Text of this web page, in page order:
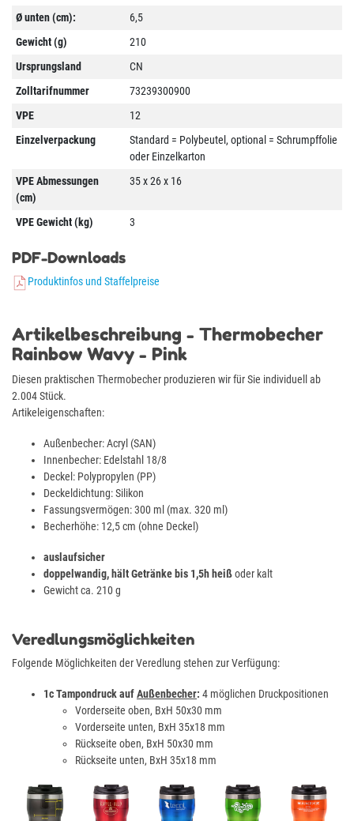
Ø unten (cm):
6,5
Gewicht (g)
210
Ursprungsland
CN
Zolltarifnummer
73239300900
VPE
12
Einzelverpackung
Standard = Polybeutel, optional = Schrumpffolie
oder Einzelkarton
VPE Abmessungen
(cm)
35 x 26 x 16
VPE Gewicht (kg) 3
PDF-Downloads
Produktinfos und Staffelpreise
Artikelbeschreibung - Thermobecher
Rainbow Wavy - Pink
Diesen praktischen Thermobecher produzieren wir für Sie individuell ab
2.004 Stück.
Artikeleigenschaften:
Außenbecher: Acryl (SAN)
Innenbecher: Edelstahl 18/8
Deckel: Polypropylen (PP)
Deckeldichtung: Silikon
Fassungsvermögen: 300 ml (max. 320 ml)
Becherhöhe: 12,5 cm (ohne Deckel)
auslaufsicher
doppelwandig, hält Getränke bis 1,5h heißoder kalt
Gewicht ca. 210 g
Veredlungsmöglichkeiten
Folgende Möglichkeiten der Veredlung stehen zur Verfügung:
1c Tampondruck aufAußenbecher: 4 möglichen Druckpositionen
Vorderseite oben, BxH 50x30 mm
Vorderseite unten, BxH 35x18 mm
Rückseite oben, BxH 50x30 mm
Rückseite unten, BxH 35x18 mm